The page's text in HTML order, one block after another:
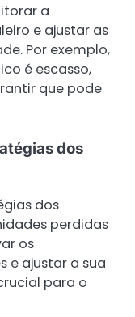
a
e ajustar as
Por exemplo,
é escasso,
que pode
dos
dos
perdidas
os
e ajustar a sua
para o